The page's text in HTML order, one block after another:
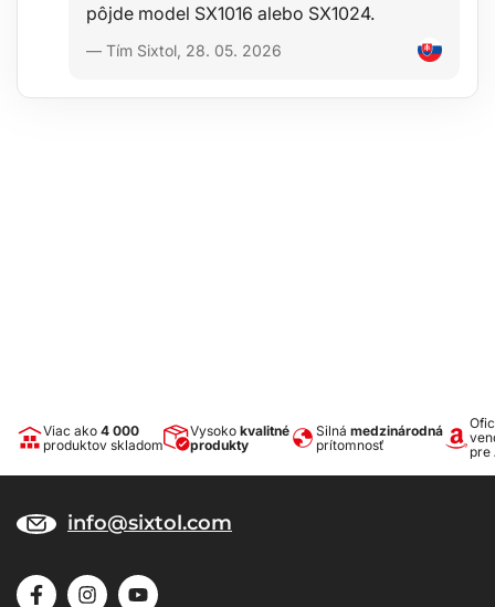
pôjde model SX1016 alebo SX1024.
— Tím Sixtol, 28. 05. 2026
Viac ako 4 000
produktov skladom
Vysoko kvalitné
produkty
Silná medzinárodná
prítomnosť
pre
info@sixtol.com